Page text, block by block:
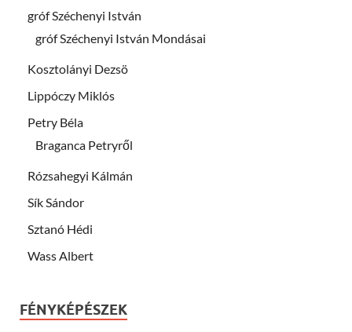
gróf Széchenyi István
gróf Széchenyi István Mondásai
Kosztolányi Dezsö
Lippóczy Miklós
Petry Béla
Braganca Petryről
Rózsahegyi Kálmán
Sík Sándor
Sztanó Hédi
Wass Albert
FÉNYKÉPÉSZEK